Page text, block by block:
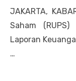
JAKARTA,
Saham
Laporan
…